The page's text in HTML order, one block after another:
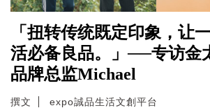
「扭转传统既定印象，让
活必备良品。」──专访金
品牌总监Michael
撰文 expo誠品生活文創平台